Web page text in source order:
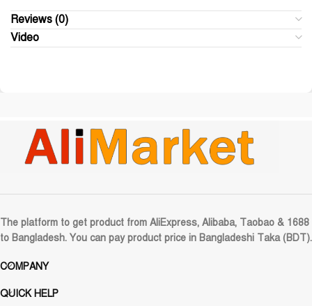
Reviews (0)
Video
The platform to get product from AliExpress, Alibaba, Taobao & 1688
to Bangladesh. You can pay product price in Bangladeshi Taka (BDT).
COMPANY
QUICK HELP